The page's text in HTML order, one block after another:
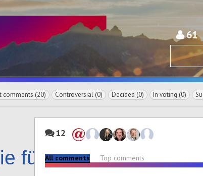
61
comments (20) Controversial (0) Decided (0) In voting (0)
für
12
All comments Top comments